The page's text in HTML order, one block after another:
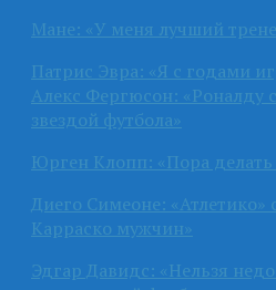
Мане: «У меня лучший
Патрис Эвра: «Я с годами
Алекс Фергюсон: «Роналду
звездой футбола»
Юрген Клопп: «Пора делать
Диего Симеоне: «Атлетико»
Карраско мужчин»
Эдгар Давидс: «Нельзя